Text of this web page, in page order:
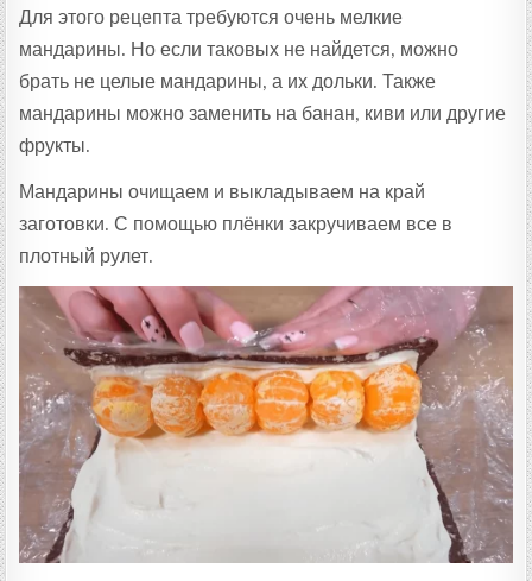
Для этого рецепта требуются очень мелкие
мандарины. Но если таковых не найдется, можно
брать не целые мандарины, а их дольки. Также
мандарины можно заменить на банан, киви или другие
фрукты.
Мандарины очищаем и выкладываем на край
заготовки. С помощью плёнки закручиваем все в
плотный рулет.